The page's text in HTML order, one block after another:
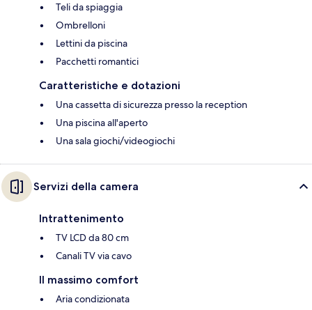
Teli da spiaggia
Ombrelloni
Lettini da piscina
Pacchetti romantici
Caratteristiche e dotazioni
Una cassetta di sicurezza presso la reception
Una piscina all'aperto
Una sala giochi/videogiochi
Servizi della camera
Intrattenimento
TV LCD da 80 cm
Canali TV via cavo
Il massimo comfort
Aria condizionata